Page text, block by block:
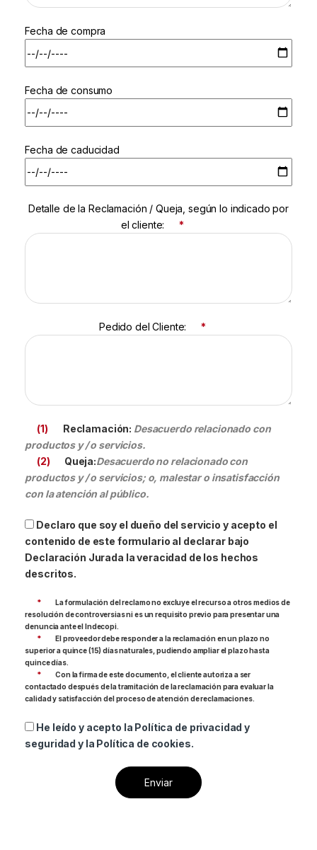
Fecha de compra
Fecha de consumo
Fecha de caducidad
Detalle de la Reclamación / Queja, según lo indicado por
el cliente:
*
Pedido del Cliente: *
(1) Reclamación: Desacuerdo relacionado con
productos y / o servicios.
(2)
Queja:Desacuerdo no relacionado con
productos y / o servicios; o, malestar o insatisfacción
con la atención al público.
Declaro que soy el dueño del servicio y acepto el
contenido de este formulario al declarar bajo
Declaración Jurada la veracidad de los hechos
descritos.
*
La formulación del reclamo no excluye el recurso a otros medios de
resolución de controversias ni es un requisito previo para presentar una
denuncia ante el Indecopi.
*
El proveedor debe responder a la reclamación en un plazo no
superior a quince (15) días naturales, pudiendo ampliar el plazo hasta
quince días.
*
Con la firma de este documento, el cliente autoriza a ser
contactado después de la tramitación de la reclamación para evaluar la
calidad y satisfacción del proceso de atención de reclamaciones.
He leído y acepto la Política de privacidad y
seguridad y la Política de cookies.